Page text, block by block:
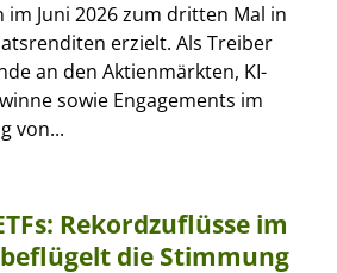
im Juni 2026 zum dritten Mal in
erzielt. Als Treiber
an den Aktienmärkten, KI-
sowie Engagements im
von...
Rekordzuflüsse im
beflügelt die Stimmung